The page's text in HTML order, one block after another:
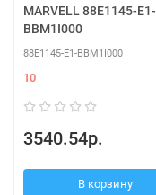
MARVELL 88E1145-E1-
BBM1I000
88E1145-E1-BBM1I000
10
3540.54р.
В корзину